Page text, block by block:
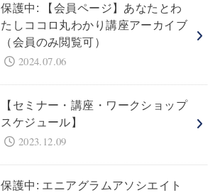
保護中: 【会員ページ】あなたとわ
たしココロ丸わかり講座アーカイブ
（会員のみ閲覧可）
2024.07.06
【セミナー・講座・ワークショップ
スケジュール】
2023.12.09
保護中: エニアグラムアソシエイト